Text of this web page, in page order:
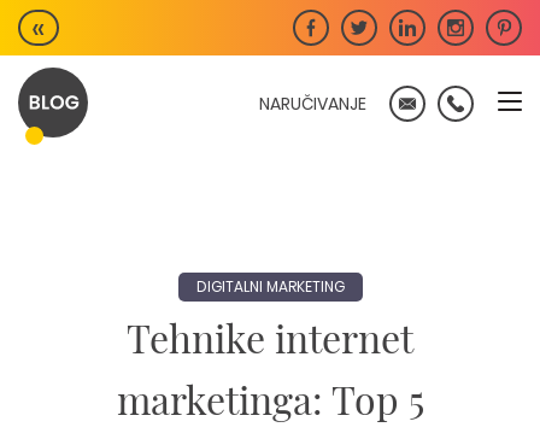
Skip
to
content
«
NARUČIVANJE
DIGITALNI MARKETING
Tehnike internet
marketinga: Top 5